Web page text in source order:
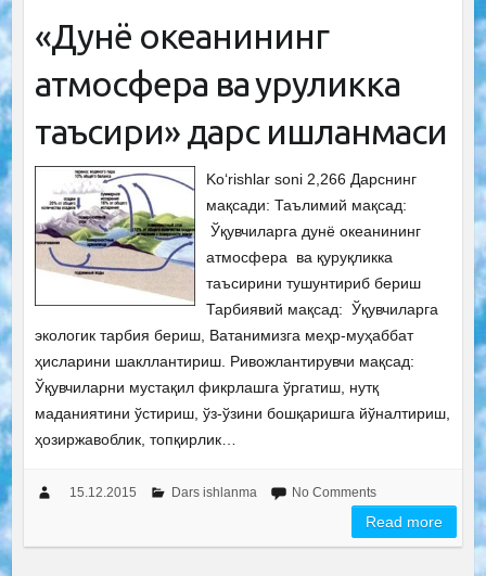
«Дунё океанининг
атмосфера ва қуруқликка
таъсири» дарс ишланмаси
Ko‘rishlar soni 2,266 Дарснинг
мақсади: Таълимий мақсад:
Ўқувчиларга дунё океанининг
атмосфера ва қуруқликка
таъсирини тушунтириб бериш
Тарбиявий мақсад: Ўқувчиларга
экологик тарбия бериш, Ватанимизга меҳр-муҳаббат
ҳисларини шакллантириш. Ривожлантирувчи мақсад:
Ўқувчиларни мустақил фикрлашга ўргатиш, нутқ
маданиятини ўстириш, ўз-ўзини бошқаришга йўналтириш,
ҳозиржавоблик, топқирлик…
15.12.2015 Dars ishlanma No Comments
Read more